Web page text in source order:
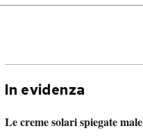
In evidenza
Le creme solari spiegate male